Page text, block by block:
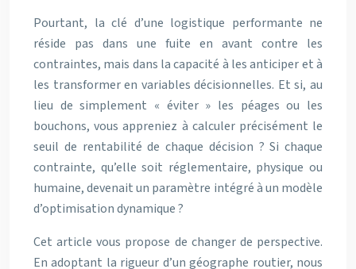
Pourtant, la clé d’une logistique performante ne
réside pas dans une fuite en avant contre les
contraintes, mais dans la capacité à les anticiper et à
les transformer en variables décisionnelles. Et si, au
lieu de simplement « éviter » les péages ou les
bouchons, vous appreniez à calculer précisément le
seuil de rentabilité de chaque décision ? Si chaque
contrainte, qu’elle soit réglementaire, physique ou
humaine, devenait un paramètre intégré à un modèle
d’optimisation dynamique ?
Cet article vous propose de changer de perspective.
En adoptant la rigueur d’un géographe routier, nous